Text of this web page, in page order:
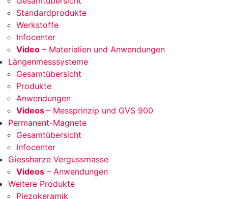
Standardprodukte
Werkstoffe
Infocenter
Video – Materialien und Anwendungen
Längenmesssysteme
Gesamtübersicht
Produkte
Anwendungen
Videos – Messprinzip und GVS 900
Permanent-Magnete
Gesamtübersicht
Infocenter
Giessharze Vergussmasse
Videos – Anwendungen
Weitere Produkte
Piezokeramik